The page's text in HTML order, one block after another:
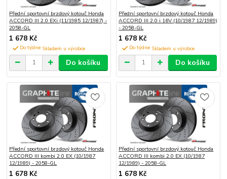
Přední sportovní brzdový kotouč Honda
ACCORD III 2.0 EXi (11/1985 12/1987) -
2058-GL
1 678 Kč
Do týdne
Do košíku
Přední sportovní brzdový kotouč Honda
ACCORD III 2.0 i 16V (10/1987 12/1989)
- 2058-GL
1 678 Kč
Do týdne
Do košíku
Přední sportovní brzdový kotouč Honda
ACCORD III kombi 2.0 EX (10/1987
12/1989) - 2058-GL
1 678 Kč
Přední sportovní brzdový kotouč Honda
ACCORD III kombi 2.0 EX (10/1987
12/1989) - 2058-GL
1 678 Kč